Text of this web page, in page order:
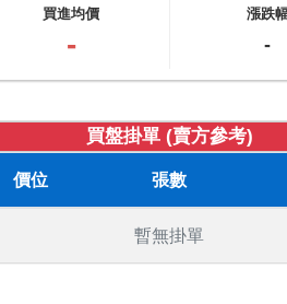
買進均價
-
漲跌
-
買盤掛單 (賣方參考)
價位 張數
暫無掛單